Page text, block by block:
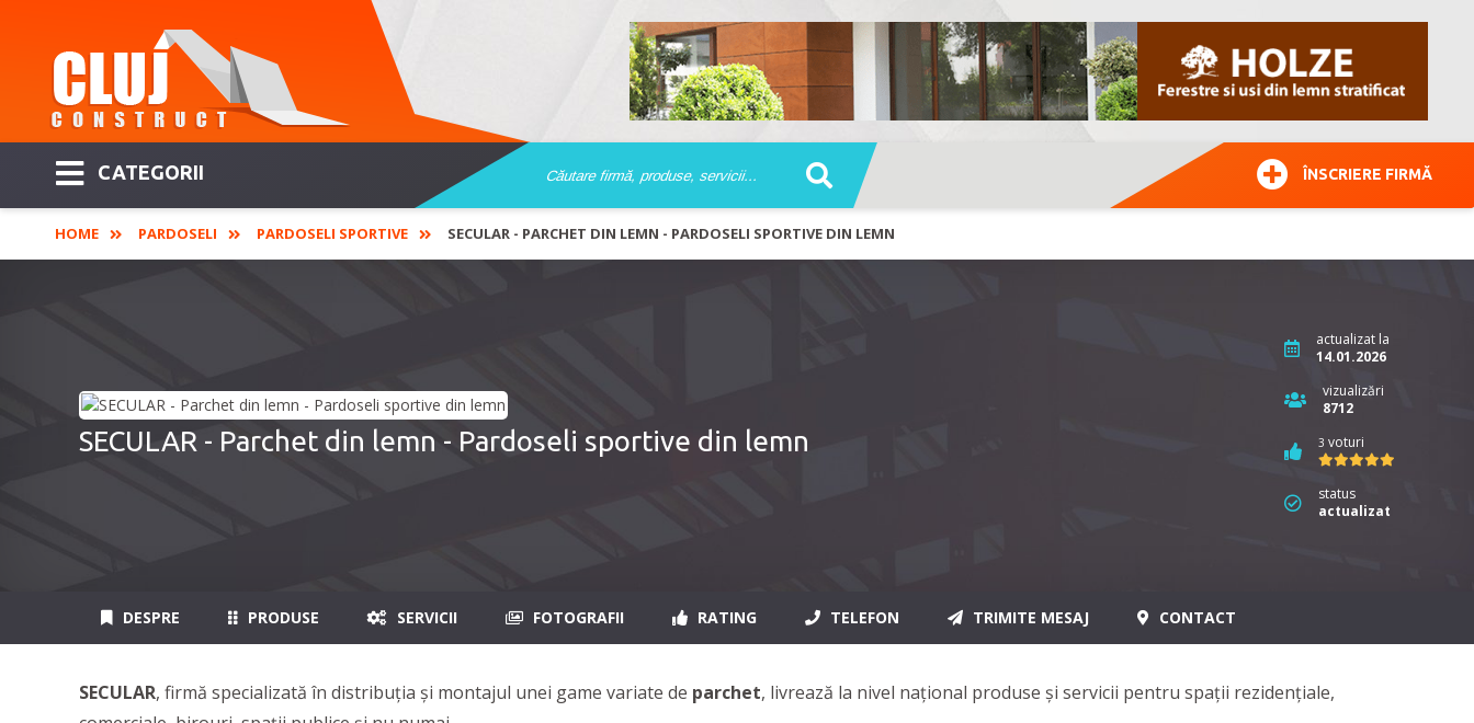
CATEGORII ÎNSCRIERE FIRMĂ
HOME PARDOSELI PARDOSELI SPORTIVE SECULAR - PARCHET DIN LEMN - PARDOSELI SPORTIVE DIN LEMN
SECULAR - Parchet din lemn - Pardoseli sportive din lemn
actualizat la
14.01.2026
vizualizări
8712
3 voturi
status
actualizat
DESPRE PRODUSE SERVICII FOTOGRAFII RATING TELEFON TRIMITE MESAJ CONTACT
SECULAR, firmă specializată în distribuția și montajul unei game variate de parchet, livrează la nivel național produse și servicii pentru spații rezidenţiale,